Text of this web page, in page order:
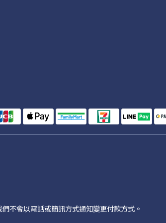
不會以電話或簡訊方式通知變更付款方式。